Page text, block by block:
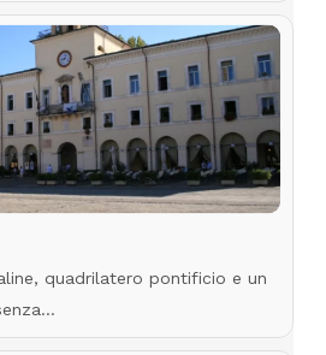
quadrilatero pontificio e un